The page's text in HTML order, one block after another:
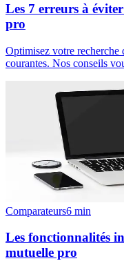
Les 7 erreurs à
pro
Optimisez votre recherche
courantes. Nos conseils
Comparateurs6 min
Les fonctionnalités
mutuelle pro